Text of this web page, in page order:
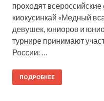
проходят
киокусинкай «Медный
девушек, юниоров и
турнире принимают
России: …
ПОДРОБНЕЕ